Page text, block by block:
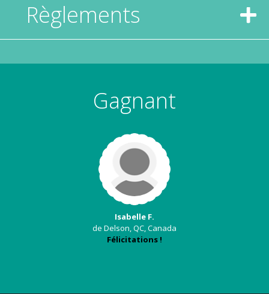
Règlements
Gagnant
Isabelle F.
de Delson, QC, Canada
Félicitations !